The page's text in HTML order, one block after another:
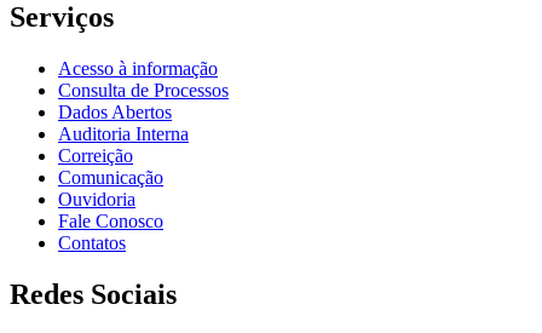
Serviços
Acesso à informação
Consulta de Processos
Dados Abertos
Auditoria Interna
Correição
Comunicação
Ouvidoria
Fale Conosco
Contatos
Redes Sociais